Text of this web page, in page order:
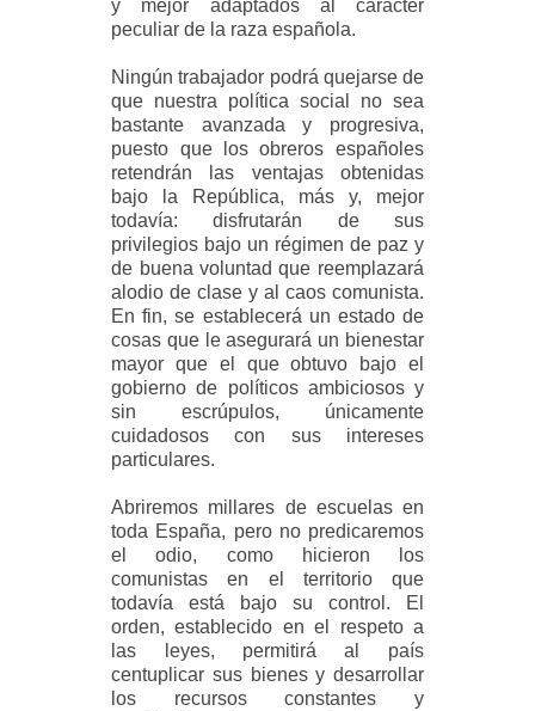
y mejor adaptados al carácter
peculiar de la raza española.
Ningún trabajador podrá quejarse de
que nuestra política social no sea
bastante avanzada y progresiva,
puesto que los obreros españoles
retendrán las ventajas obtenidas
bajo la República, más y, mejor
todavía: disfrutarán de sus
privilegios bajo un régimen de paz y
de buena voluntad que reemplazará
alodio de clase y al caos comunista.
En fin, se establecerá un estado de
cosas que le asegurará un bienestar
mayor que el que obtuvo bajo el
gobierno de políticos ambiciosos y
sin escrúpulos, únicamente
cuidadosos con sus intereses
particulares.
Abriremos millares de escuelas en
toda España, pero no predicaremos
el odio, como hicieron los
comunistas en el territorio que
todavía está bajo su control. El
orden, establecido en el respeto a
las leyes, permitirá al país
centuplicar sus bienes y desarrollar
los recursos constantes y